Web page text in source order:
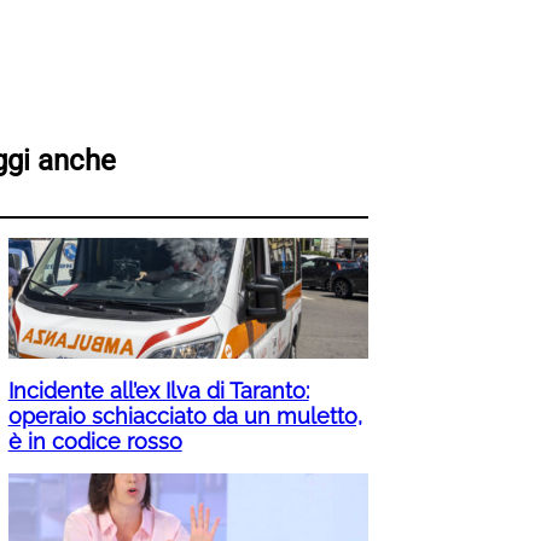
anche
Incidente all’ex Ilva di Taranto:
operaio schiacciato da un muletto,
è in codice rosso